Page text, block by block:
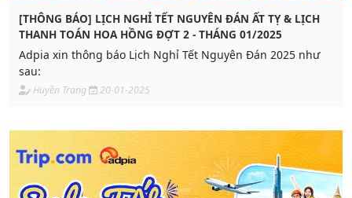
[THÔNG BÁO] LỊCH NGHỈ TẾT NGUYÊN ĐÁN ẤT TỴ & LỊCH
THANH TOÁN HOA HỒNG ĐỢT 2 - THÁNG 01/2025
Adpia xin thông báo Lịch Nghỉ Tết Nguyên Đán 2025 như
sau:
Huyền Trang 20-01-2025